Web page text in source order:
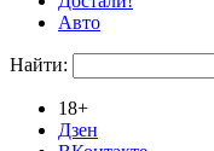
Авто
Найти:
18+
Дзен